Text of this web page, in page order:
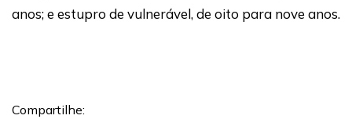
anos; e estupro de vulnerável, de oito para nove anos.
Compartilhe: